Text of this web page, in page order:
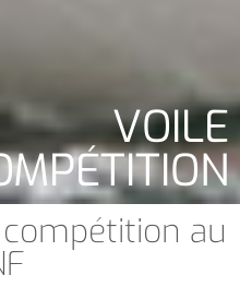
VOILE
au